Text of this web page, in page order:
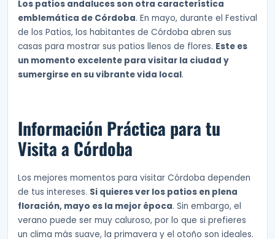
Los patios andaluces son otra característica
emblemática de Córdoba. En mayo, durante el Festival
de los Patios, los habitantes de Córdoba abren sus
casas para mostrar sus patios llenos de flores. Este es
un momento excelente para visitar la ciudad y
sumergirse en su vibrante vida local.
Información Práctica para tu
Visita a Córdoba
Los mejores momentos para visitar Córdoba dependen
de tus intereses. Si quieres ver los patios en plena
floración, mayo es la mejor época. Sin embargo, el
verano puede ser muy caluroso, por lo que si prefieres
un clima más suave, la primavera y el otoño son ideales.